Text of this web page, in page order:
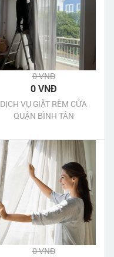
0 VNĐ
0 VNĐ
DỊCH VỤ GIẶT RÈM CỬA
QUẬN BÌNH TÂN
0 VNĐ